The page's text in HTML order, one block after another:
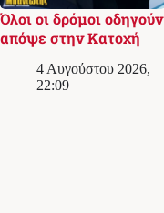
Όλοι οι δρόμοι οδηγούν
απόψε στην Κατοχή
4 Αυγούστου 2026,
22:09